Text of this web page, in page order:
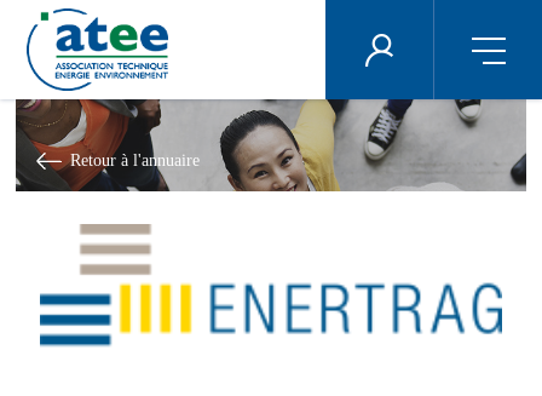
Aller
contenu
principal
ÉNERGIE PLUS
Retour à l'annuaire
Panneau de gestion des cookies